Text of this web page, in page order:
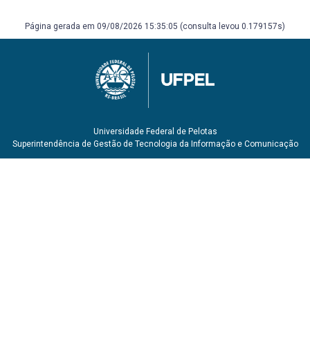
Elsevier, 2016.
Página gerada em 09/08/2026 15:35:05 (consulta levou 0.179157s)
Universidade Federal de Pelotas
Superintendência de Gestão de Tecnologia da Informação e Comunicação